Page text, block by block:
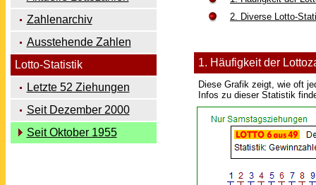
Zahlenarchiv
Ausstehende Zahlen
Lotto-Statistik
Letzte 52 Ziehungen
Seit Dezember 2000
Seit Oktober 1955
2. Diverse Lotto-
1. Häufigkeit der
Diese Grafik zeigt, wie oft
Infos zu dieser Statistik